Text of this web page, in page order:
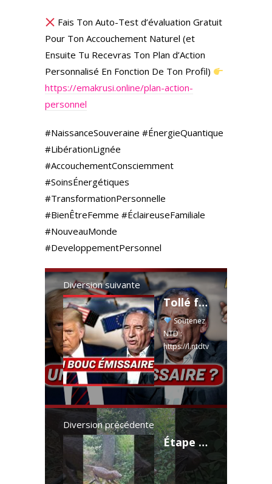
Fais Ton Auto-Test d’évaluation Gratuit
Pour Ton Accouchement Naturel (et
Ensuite Tu Recevras Ton Plan d’Action
Personnalisé En Fonction De Ton Profil)
https://emakrusi.online/plan-action-
personnel
#NaissanceSouveraine #ÉnergieQuantique
#LibérationLignée
#AccouchementConsciemment
#SoinsÉnergétiques
#TransformationPersonnelle
#BienÊtreFemme #ÉclaireuseFamiliale
#NouveauMonde
#DeveloppementPersonnel
Diversion suivante
Tollé français sur l'accord UE-USA. Mais notre plus grand problème vient-il de l'intérieur ?
Soutenez
NTD :
https://l.ntdtv
.fr/gDuaRT
00:00 NTD
l’Actu
29/07/2025
00:29 Un
accord pour
éviter la
guerre
commerciale
01:31 Une
Diversion précédente
Étape 6 : Saint-Mary Le Clos - Ferrières Saint-Mary #viaarverna